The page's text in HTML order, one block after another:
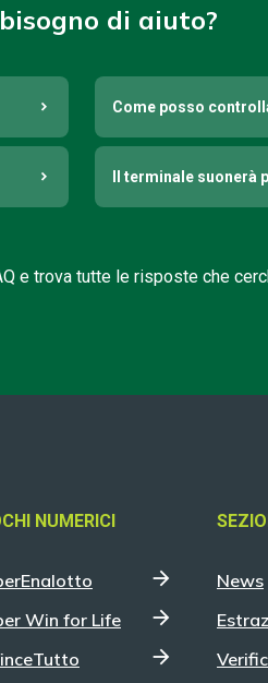
di aiuto?
Come posso
Il terminale suonerà
e trova tutte le risposte che
NUMERICI
Win for Life
News